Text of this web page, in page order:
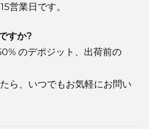
営業日です。
すか?
のデポジット、出荷前の
ら、いつでもお気軽にお問い